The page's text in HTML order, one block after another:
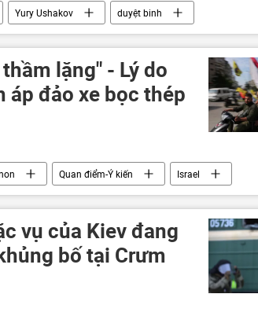
Yury Ushakov
duyệt binh
Quảng trường Đỏ Chiến tranh Vệ quốc Vĩ đại
lặng" - Lý do
áp đảo xe bọc thép
Quan điểm-Ý kiến
Israel
vụ của Kiev đang
bố tại Crưm